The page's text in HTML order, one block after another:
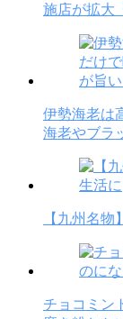
施店が拡大
伊勢海老は
海老やブラ
【九州名
チョコミン